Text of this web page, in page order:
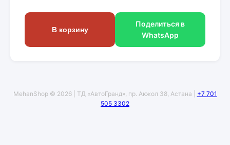
В корзину
Поделиться в
WhatsApp
MehanShop © 2026 | ТД «АвтоГранд», пр. Акжол 38, Астана | +7 701
505 3302